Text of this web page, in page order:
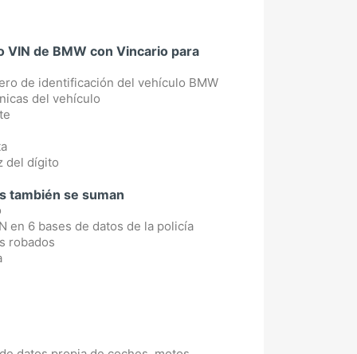
de BMW con Vincario para
de identificación del vehículo BMW
del vehículo
del dígito
también se suman
en 6 bases de datos de la policía
robados